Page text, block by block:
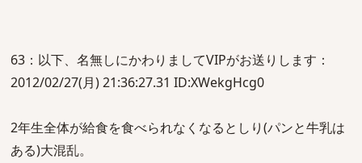
63：以下、名無しにかわりましてVIPがお送りします：
2012/02/27(月) 21:36:27.31 ID:XWekgHcg0
2年生全体が給食を食べられなくなるとしり(パンと牛乳は
ある)大混乱。